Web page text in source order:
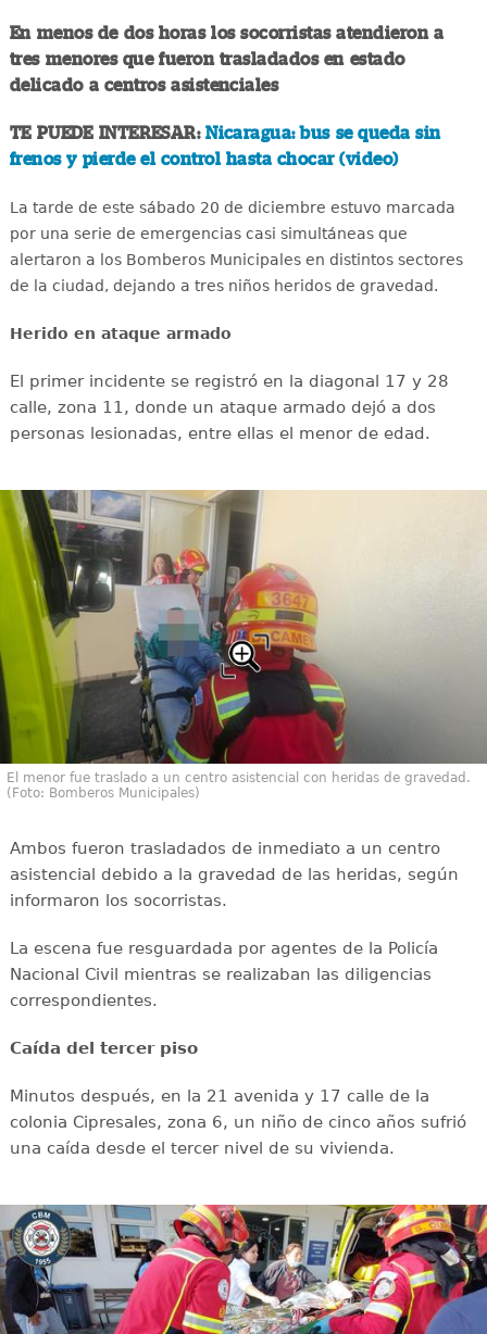
En menos de dos horas los socorristas atendieron a
tres menores que fueron trasladados en estado
delicado a centros asistenciales
TE PUEDE INTERESAR:Nicaragua: bus se queda sin
frenos y pierde el control hasta chocar (video)
La tarde de este sábado 20 de diciembre estuvo marcada
por una serie de emergencias casi simultáneas que
alertaron a los Bomberos Municipales en distintos sectores
de la ciudad, dejando a tres niños heridos de gravedad.
Herido en ataque armado
El primer incidente se registró en la diagonal 17 y 28
calle, zona 11, donde un ataque armado dejó a dos
personas lesionadas, entre ellas el menor de edad.
El menor fue traslado a un centro asistencial con heridas de gravedad.
(Foto: Bomberos Municipales)
Ambos fueron trasladados de inmediato a un centro
asistencial debido a la gravedad de las heridas, según
informaron los socorristas.
La escena fue resguardada por agentes de la Policía
Nacional Civil mientras se realizaban las diligencias
correspondientes.
Caída del tercer piso
Minutos después, en la 21 avenida y 17 calle de la
colonia Cipresales, zona 6, un niño de cinco años sufrió
una caída desde el tercer nivel de su vivienda.